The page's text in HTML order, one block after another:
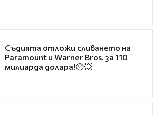
Съдията отложи сливането на
Paramount и Warner Bros. за 110
милиарда долара!😯💥